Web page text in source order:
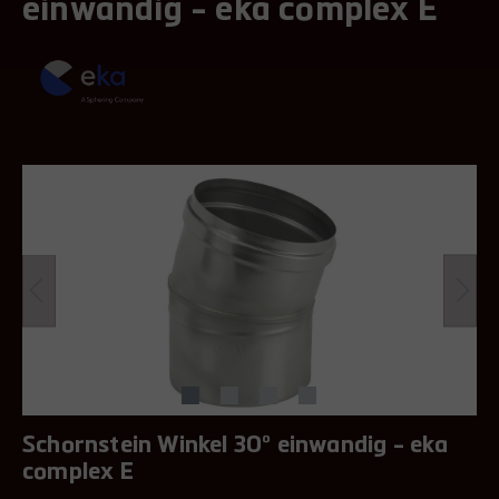
einwandig - eka complex E
Schornstein Winkel 30° einwandig - eka
complex E